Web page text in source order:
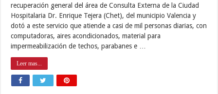
recuperación general del área de Consulta Externa de la Ciudad
Hospitalaria Dr. Enrique Tejera (Chet), del municipio Valencia y
dotó a este servicio que atiende a casi de mil personas diarias, con
computadoras, aires acondicionados, material para
impermeabilización de techos, parabanes e …
Leer mas...